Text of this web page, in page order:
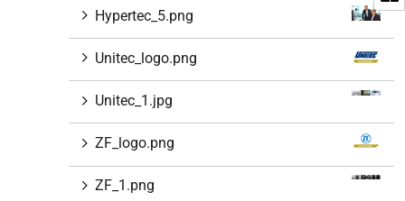
Hypertec_5.png
Unitec_logo.png
Unitec_1.jpg
ZF_logo.png
ZF_1.png